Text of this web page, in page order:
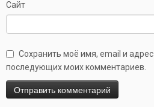
Сайт
Сохранить моё имя, email и
последующих моих комментариев.